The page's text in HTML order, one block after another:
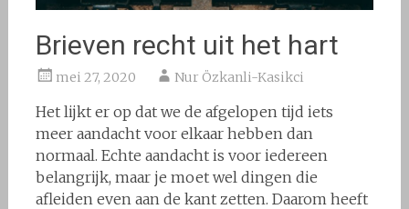
Brieven recht uit het hart
mei 27, 2020 Nur Özkanli-Kasikci
Het lijkt er op dat we de afgelopen tijd iets
meer aandacht voor elkaar hebben dan
normaal. Echte aandacht is voor iedereen
belangrijk, maar je moet wel dingen die
afleiden even aan de kant zetten. Daarom heeft